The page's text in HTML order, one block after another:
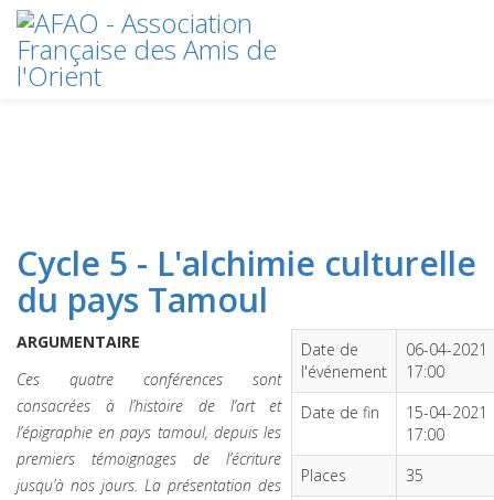
Cycle 5 - L'alchimie culturelle
du pays Tamoul
ARGUMENTAIRE
Ces quatre conférences sont
consacrées à l’histoire de l’art et
l’épigraphie en pays tamoul, depuis les
premiers témoignages de l’écriture
jusqu’à nos jours. La présentation des
Date de
l'événement
06-04-2021
17:00
Date de fin
15-04-2021
17:00
Places
35